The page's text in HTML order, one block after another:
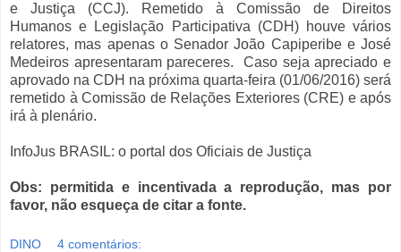
e Justiça (CCJ). Remetido à Comissão de Direitos
Humanos e Legislação Participativa (CDH) houve vários
relatores, mas apenas o Senador João Capiperibe e José
Medeiros apresentaram pareceres. Caso seja apreciado e
aprovado na CDH na próxima quarta-feira (01/06/2016) será
remetido à Comissão de Relações Exteriores (CRE) e após
irá à plenário.
InfoJus BRASIL: o portal dos Oficiais de Justiça
Obs: permitida e incentivada a reprodução, mas por
favor, não esqueça de citar a fonte.
DINO 4 comentários: